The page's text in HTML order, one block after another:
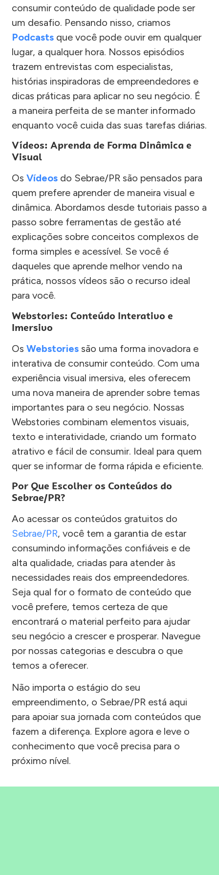
consumir conteúdo de qualidade pode ser
um desafio. Pensando nisso, criamos
Podcasts que você pode ouvir em qualquer
lugar, a qualquer hora. Nossos episódios
trazem entrevistas com especialistas,
histórias inspiradoras de empreendedores e
dicas práticas para aplicar no seu negócio. É
a maneira perfeita de se manter informado
enquanto você cuida das suas tarefas diárias.
Vídeos: Aprenda de Forma Dinâmica e
Visual
Os Vídeos do Sebrae/PR são pensados para
quem prefere aprender de maneira visual e
dinâmica. Abordamos desde tutoriais passo a
passo sobre ferramentas de gestão até
explicações sobre conceitos complexos de
forma simples e acessível. Se você é
daqueles que aprende melhor vendo na
prática, nossos vídeos são o recurso ideal
para você.
Webstories: Conteúdo Interativo e
Imersivo
Os Webstories são uma forma inovadora e
interativa de consumir conteúdo. Com uma
experiência visual imersiva, eles oferecem
uma nova maneira de aprender sobre temas
importantes para o seu negócio. Nossas
Webstories combinam elementos visuais,
texto e interatividade, criando um formato
atrativo e fácil de consumir. Ideal para quem
quer se informar de forma rápida e eficiente.
Por Que Escolher os Conteúdos do
Sebrae/PR?
Ao acessar os conteúdos gratuitos do
Sebrae/PR, você tem a garantia de estar
consumindo informações confiáveis e de
alta qualidade, criadas para atender às
necessidades reais dos empreendedores.
Seja qual for o formato de conteúdo que
você prefere, temos certeza de que
encontrará o material perfeito para ajudar
seu negócio a crescer e prosperar. Navegue
por nossas categorias e descubra o que
temos a oferecer.
Não importa o estágio do seu
empreendimento, o Sebrae/PR está aqui
para apoiar sua jornada com conteúdos que
fazem a diferença. Explore agora e leve o
conhecimento que você precisa para o
próximo nível.